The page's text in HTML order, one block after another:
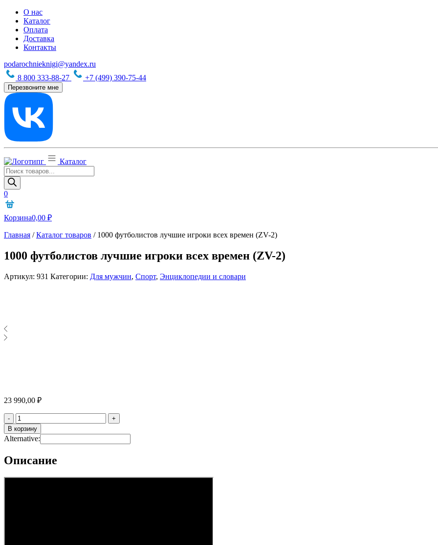
О нас
Каталог
Оплата
Доставка
Контакты
podarochnieknigi@yandex.ru
8 800 333-88-27
+7 (499) 390-75-44
Перезвоните мне
Каталог
Поиск
товаров
0
Корзина0,00 ₽
Главная /Каталог товаров / 1000 футболистов лучшие игроки всех времен (ZV-2)
1000 футболистов лучшие игроки всех времен (ZV-2)
Артикул: 931 Категории: Для мужчин, Спорт, Энциклопедии и словари
23 990,00 ₽
- Количество
+
В корзину
Alternative:
Описание